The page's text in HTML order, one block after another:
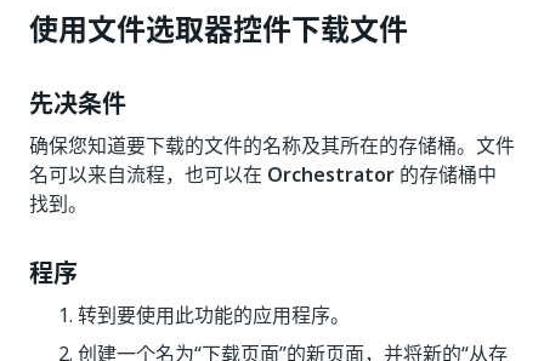
使用文件选取器控件下载文件
先决条件
确保您知道要下载的文件的名称及其所在的存储桶。文件
名可以来自流程，也可以在 Orchestrator 的存储桶中
找到。
程序
转到要使用此功能的应用程序。
创建一个名为“下载页面”的新页面，并将新的“从存